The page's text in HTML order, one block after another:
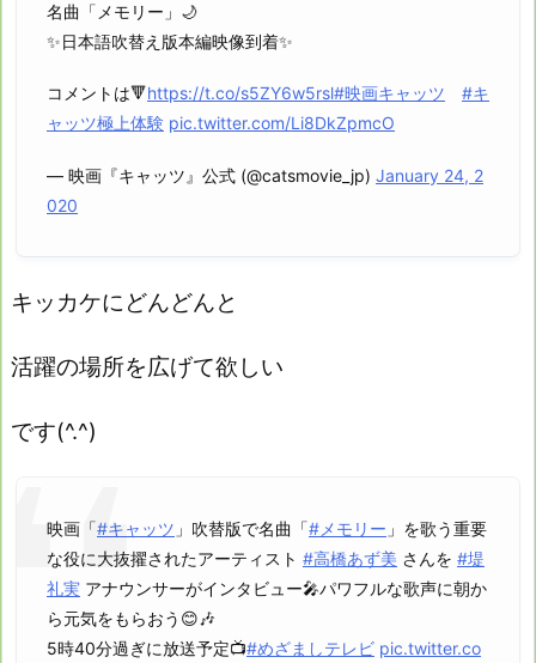
名曲「メモリー」🌙
✨日本語吹替え版本編映像到着✨
コメントは🔻https://t.co/s5ZY6w5rsl#映画キャッツ
#キ
ャッツ極上体験 pic.twitter.com/Li8DkZpmcO
— 映画『キャッツ』公式 (@catsmovie_jp) January 24, 2
020
キッカケにどんどんと
活躍の場所を広げて欲しい
です(^.^)
映画「#キャッツ 」吹替版で名曲「#メモリー 」を歌う重要
な役に大抜擢されたアーティスト #高橋あず美 さんを #堤
礼実 アナウンサーがインタビュー🎤パワフルな歌声に朝か
ら元気をもらおう😊🎶
5時40分過ぎに放送予定📺#めざましテレビ pic.twitter.co